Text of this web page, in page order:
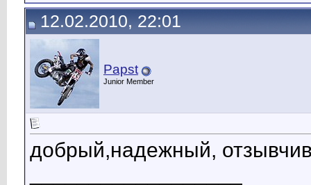
12.02.2010, 22:01
Pарst
Junior Member
добрый,надежный,